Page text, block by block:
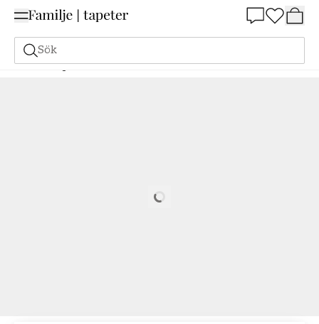
Sök
Målarfärg Beställ utifrån NCS Beställ utifrån NCS 2570-Y80R
Loading…